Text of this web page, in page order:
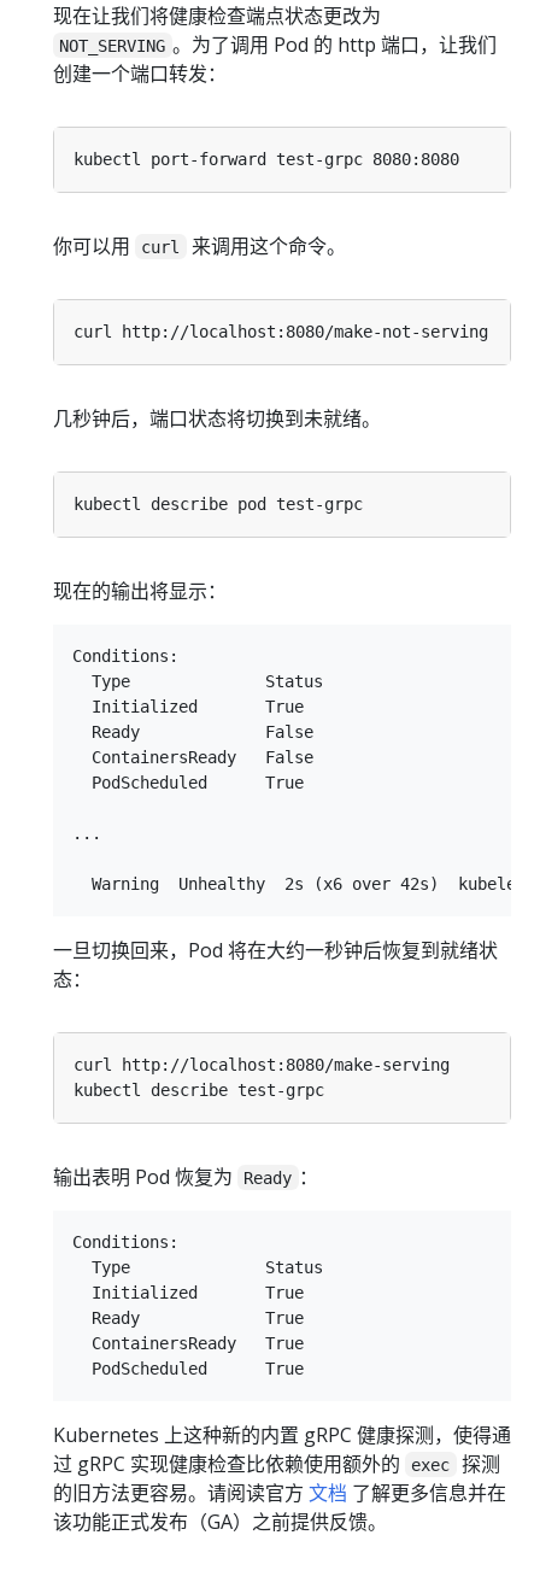
现在让我们将健康检查端点状态更改为
NOT_SERVING 。为了调用 Pod 的 http 端口，让我们
创建一个端口转发：
你可以用 curl 来调用这个命令。
几秒钟后，端口状态将切换到未就绪。
现在的输出将显示：
Conditions:
  Type              Status
  Initialized       True
  Ready             False
  ContainersReady   False
  PodScheduled      True
...
一旦切换回来，Pod 将在大约一秒钟后恢复到就绪状
态：
输出表明 Pod 恢复为 Ready ：
Conditions:
  Type              Status
  Initialized       True
  Ready             True
  ContainersReady   True
Kubernetes 上这种新的内置 gRPC 健康探测，使得通
过 gRPC 实现健康检查比依赖使用额外的
exec
探测
的旧方法更容易。请阅读官方 文档 了解更多信息并在
该功能正式发布（GA）之前提供反馈。